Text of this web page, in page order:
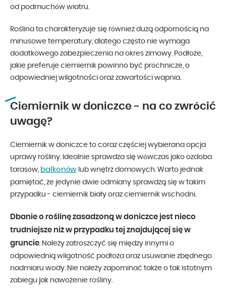
od podmuchów wiatru.
Roślina ta charakteryzuje się również dużą odpornością na
minusowe temperatury, dlatego często nie wymaga
dodatkowego zabezpieczenia na okres zimowy. Podłoże,
jakie preferuje ciemiernik powinno być próchnicze, o
odpowiedniej wilgotności oraz zawartości wapnia.
Ciemiernik w doniczce - na co zwrócić
uwagę?
Ciemiernik w doniczce to coraz częściej wybierana opcja
uprawy rośliny. Idealnie sprawdza się wówczas jako ozdoba
tarasów, balkonów lub wnętrz domowych. Warto jednak
pamiętać, że jedynie dwie odmiany sprawdzą się w takim
przypadku - ciemiernik biały oraz ciemiernik wschodni.
Dbanie o roślinę zasadzoną w doniczce jest nieco
trudniejsze niż w przypadku tej znajdującej się w
gruncie. Należy zatroszczyć się między innymi o
odpowiednią wilgotność podłoża oraz usuwanie zbędnego
nadmiaru wody. Nie należy zapominać także o tak istotnym
zabiegu jak nawożenie rośliny.